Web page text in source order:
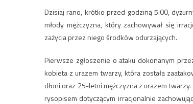
Dzisiaj rano, krótko przed godziną 5:00,
młody mężczyzna, który zachowywał się
zażycia przez niego środków odurzających.
Pierwsze zgłoszenie o ataku dokonanym
kobieta z urazem twarzy, która została
dłoni oraz 25-letni mężczyzna z urazem
rysopisem dotyczącym irracjonalnie